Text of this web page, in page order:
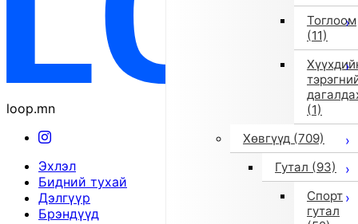
Тоглоом
(11)
(1)
Хөвгүүд (709)
Гутал (93)
Спорт
гутал
loop.mn
Эхлэл
Бидний тухай
Дэлгүүр
Брэндүүд